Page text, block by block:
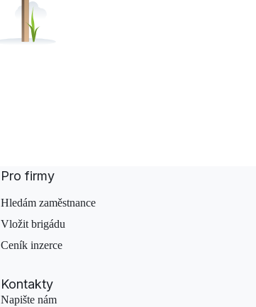
Pro firmy
Hledám zaměstnance
Vložit brigádu
Ceník inzerce
Kontakty
Napište nám